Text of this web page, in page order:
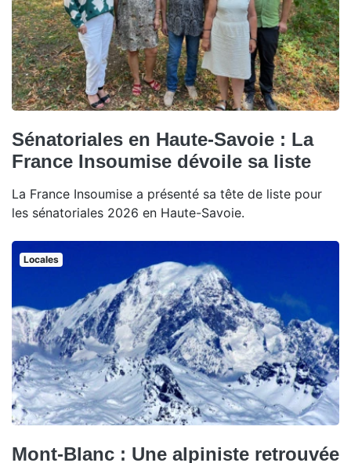
Sénatoriales en Haute-Savoie : La
France Insoumise dévoile sa liste
La France Insoumise a présenté sa tête de liste pour
les sénatoriales 2026 en Haute-Savoie.
Locales
Mont-Blanc : Une alpiniste retrouvée